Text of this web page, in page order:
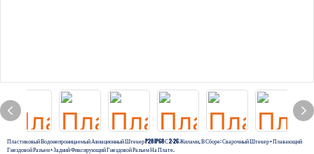
Пластиковый Водонепроницаемый Авиационный Штекер P28 IP68 С 2-26 Жилами, В Сборе: Сварочный Штекер + Плавающий
Гнездовой Разъем + Задний Фиксирующий Гнездовой Разъем На Плате.